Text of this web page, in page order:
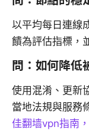
以平均每日連線
饋為評估指標，
問：如何降低
使用混淆、更新
當地法規與服務
佳翻墙vpn指南